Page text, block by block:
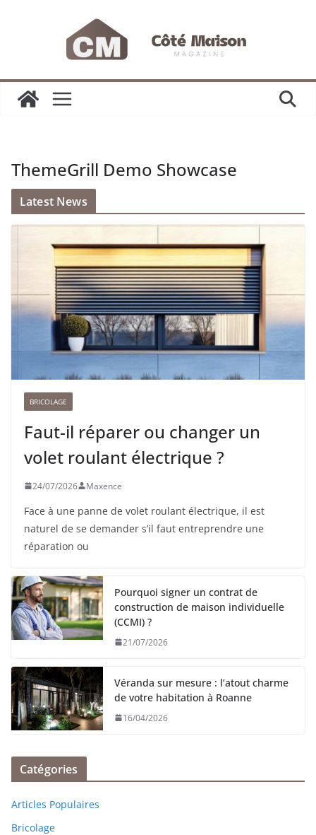
ThemeGrill Demo Showcase
Latest News
BRICOLAGE
Faut-il réparer ou changer un
volet roulant électrique ?
24/07/2026 Maxence
Face à une panne de volet roulant électrique, il est
naturel de se demander s’il faut entreprendre une
réparation ou
Pourquoi signer un contrat de
construction de maison individuelle
(CCMI) ?
21/07/2026
Véranda sur mesure : l’atout charme
de votre habitation à Roanne
16/04/2026
Catégories
Articles Populaires
Bricolage